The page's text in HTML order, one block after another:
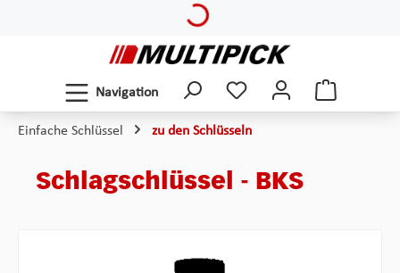
Navigation
Einfache Schlüssel zu den Schlüsseln
Schlagschlüssel - BKS
Bildergalerie überspringen